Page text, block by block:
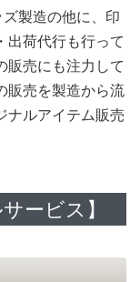
製造の他に、印
出荷代行も行って
販売にも注力して
販売を製造から流
ナルアイテム販売
ービス】